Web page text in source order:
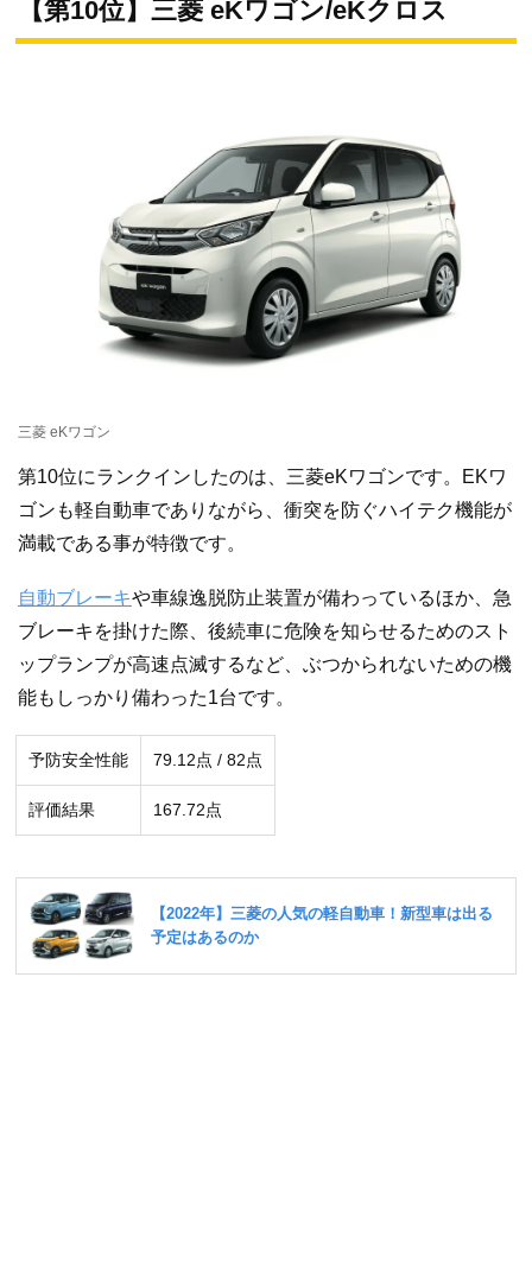
【第10位】三菱 eKワゴン/eKクロス
三菱 eKワゴン
第10位にランクインしたのは、三菱eKワゴンです。EKワ
ゴンも軽自動車でありながら、衝突を防ぐハイテク機能が
満載である事が特徴です。
自動ブレーキや車線逸脱防止装置が備わっているほか、急
ブレーキを掛けた際、後続車に危険を知らせるためのスト
ップランプが高速点滅するなど、ぶつかられないための機
能もしっかり備わった1台です。
予防安全性能 79.12点 / 82点
評価結果 167.72点